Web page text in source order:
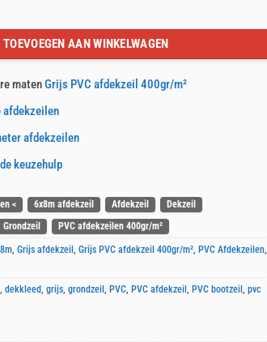
400gr/m² aantal
TOEVOEGEN AAN WINKELWAGEN
matenGrijs PVC afdekzeil 400gr/m²
afdekzeilen
afdekzeilen
keuzehulp
< 6x8m afdekzeil Afdekzeil
Dekzeil
Grondzeil PVC afdekzeilen 400gr/m²
,Grijs afdekzeil,Grijs PVC afdekzeil 400gr/m², PVC Afdekzeilen,
,dekkleed,grijs,grondzeil, PVC, PVC afdekzeil, PVC bootzeil,pvc